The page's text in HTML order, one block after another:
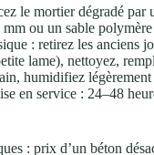
le mortier dégradé par
ou un sable polymère
: retirez les anciens
lame), nettoyez,
humidifiez
en service : 24–48
: prix d’un béton